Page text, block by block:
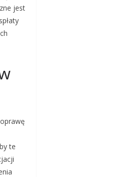
jest
te